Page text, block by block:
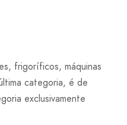
frigoríficos, máquinas
categoria, é de
exclusivamente